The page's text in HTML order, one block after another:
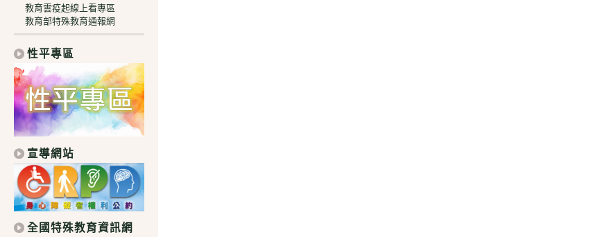
教育雲疫起線上看專區
教育部特殊教育通報網
性平專區
宣導網站
全國特殊教育資訊網